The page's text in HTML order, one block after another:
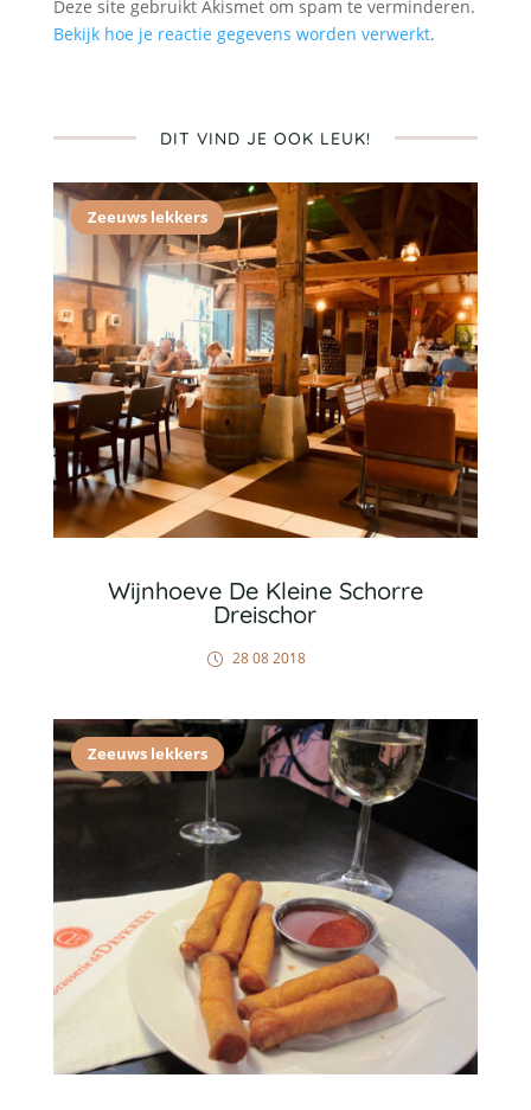
Deze site gebruikt Akismet om spam te verminderen.
Bekijk hoe je reactie gegevens worden verwerkt.
DIT VIND JE OOK LEUK!
Zeeuws lekkers
Wijnhoeve De Kleine Schorre
Dreischor
28 08 2018
Zeeuws lekkers